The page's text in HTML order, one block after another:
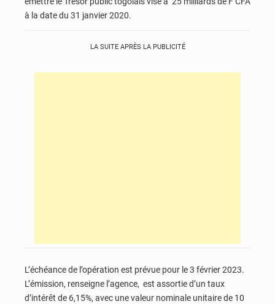
à la date du 31 janvier 2020.
LA SUITE APRÈS LA PUBLICITÉ
L’échéance de l’opération est prévue pour le 3 février 2023.
L’émission, renseigne l’agence, est assortie d’un taux
d’intérêt de 6,15%, avec une valeur nominale unitaire de 10